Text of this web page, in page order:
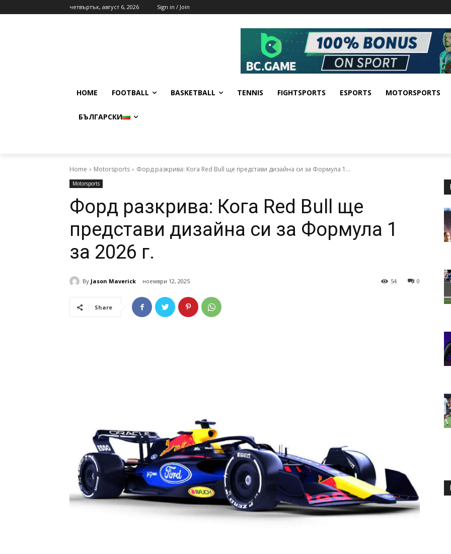
четвъртък, август 6, 2026 Sign in / Join
HOME FOOTBALL BASKETBALL TENNIS FIGHTSPORTS ESPORTS MOTORSPORTS
БЪЛГАРСКИ
Home Motorsports Форд разкрива: Кога Red Bull ще представи дизайна си за Формула 1...
Motorsports
Форд разкрива: Кога Red Bull ще
представи дизайна си за Формула 1
за 2026 г.
By Jason Maverick ноември 12, 2025 0
54
Share